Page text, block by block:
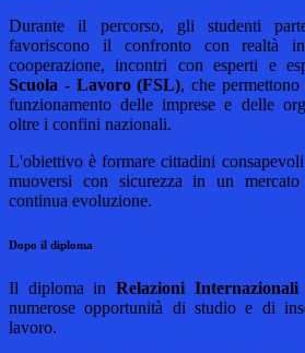
Durante il percorso, gli studenti
favoriscono il confronto con realtà
cooperazione, incontri con esperti e
Scuola - Lavoro (FSL), che
funzionamento delle imprese e delle
oltre i confini nazionali.
L'obiettivo è formare cittadini
muoversi con sicurezza in un
continua evoluzione.
Dopo il diploma
Il diploma in Relazioni
numerose opportunità di studio e di
lavoro.